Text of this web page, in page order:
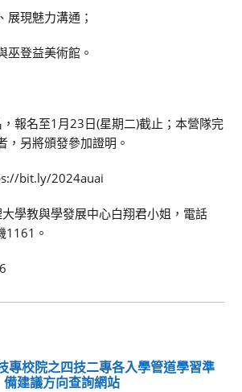
展現魅力溝通；
巫登益美術館。
報名至1月23日(星期二)截止；本營隊完
，另將頒發參加證明。
bit.ly/2024auai
學教與學發展中心白翔君小姐，電話
1161。
專校院之四技二專各入學管道學習準
備建議方向查詢網站